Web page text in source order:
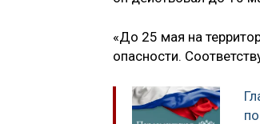
«До 25 мая на
опасности.